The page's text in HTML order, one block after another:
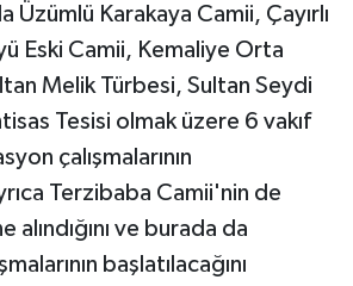
Üzümlü Karakaya Camii, Çayırlı
Eski Camii, Kemaliye Orta
Melik Türbesi, Sultan Seydi
Tesisi olmak üzere 6 vakıf
çalışmalarının
Terzibaba Camii'nin de
alındığını ve burada da
başlatılacağını